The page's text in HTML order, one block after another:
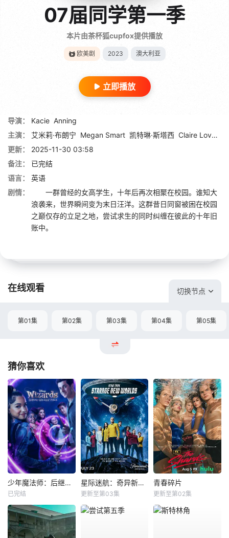
07届同学第一季
本片由茶杯狐cupfox提供播放
欧美剧 2023 澳大利亚
立即播放
导演： Kacie Anning
主演：
艾米莉·布朗宁 Megan Smart 凯特琳·斯塔西 Claire Lovering
更新：
2025-11-30 03:58
备注：
已完结
语言：
英语
剧情：
一群曾经的女高学生，十年后再次相聚在校园。谁知大
浪袭来，世界瞬间变为末日汪洋。这群昔日同窗被困在校园
之巅仅存的立足之地，尝试求生的同时纠缠在彼此的十年旧
账中。
在线观看 切换节点
第01集 第02集 第03集 第04集 第05集
猜你喜欢
少年魔法师：后继者第三季
已完结
星际迷航：奇异新世界第四季
更新至第03集
青春碎片
更新至第02集